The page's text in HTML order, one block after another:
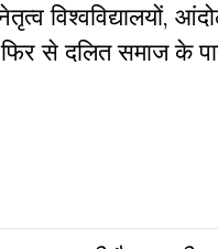
विश्वविद्यालयों,
फिर से दलित समाज के